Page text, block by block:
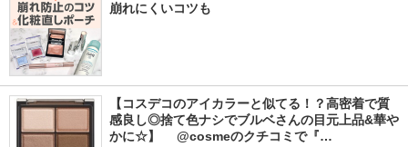
崩れにくいコツも
【コスデコのアイカラーと似てる！？高密着で質
感良し◎捨て色ナシでブルベさんの目元上品&華や
かに☆】 　@cosmeのクチコミで『…